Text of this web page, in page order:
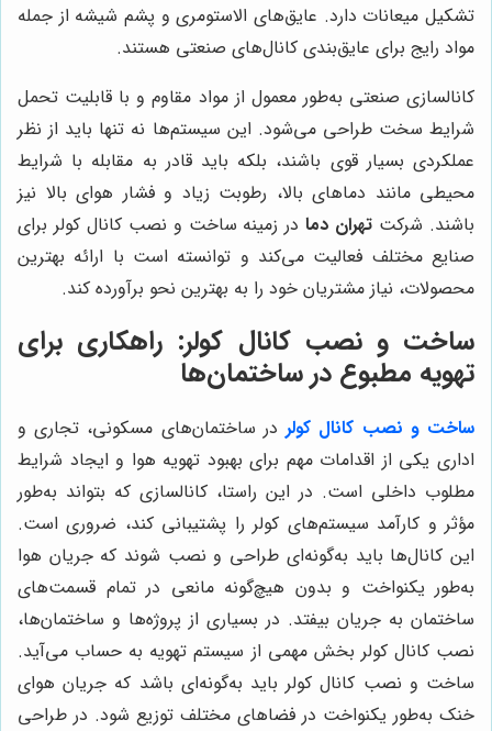
تشکیل میعانات دارد. عایق‌های الاستومری و پشم شیشه از جمله
مواد رایج برای عایق‌بندی کانال‌های صنعتی هستند.
کانالسازی صنعتی به‌طور معمول از مواد مقاوم و با قابلیت تحمل
شرایط سخت طراحی می‌شود. این سیستم‌ها نه تنها باید از نظر
عملکردی بسیار قوی باشند، بلکه باید قادر به مقابله با شرایط
محیطی مانند دماهای بالا، رطوبت زیاد و فشار هوای بالا نیز
باشند. شرکت تهران دمادر زمینه ساخت و نصب کانال کولر برای
صنایع مختلف فعالیت می‌کند و توانسته است با ارائه بهترین
محصولات، نیاز مشتریان خود را به بهترین نحو برآورده کند.
ساخت و نصب کانال کولر: راهکاری برای
تهویه مطبوع در ساختمان‌ها
ساخت و نصب کانال کولر در ساختمان‌های مسکونی، تجاری و
اداری یکی از اقدامات مهم برای بهبود تهویه هوا و ایجاد شرایط
مطلوب داخلی است. در این راستا، کانالسازی که بتواند به‌طور
مؤثر و کارآمد سیستم‌های کولر را پشتیبانی کند، ضروری است.
این کانال‌ها باید به‌گونه‌ای طراحی و نصب شوند که جریان هوا
به‌طور یکنواخت و بدون هیچ‌گونه مانعی در تمام قسمت‌های
ساختمان به جریان بیفتد. در بسیاری از پروژه‌ها و ساختمان‌ها،
نصب کانال کولر بخش مهمی از سیستم تهویه به حساب می‌آید.
ساخت و نصب کانال کولر باید به‌گونه‌ای باشد که جریان هوای
خنک به‌طور یکنواخت در فضاهای مختلف توزیع شود. در طراحی